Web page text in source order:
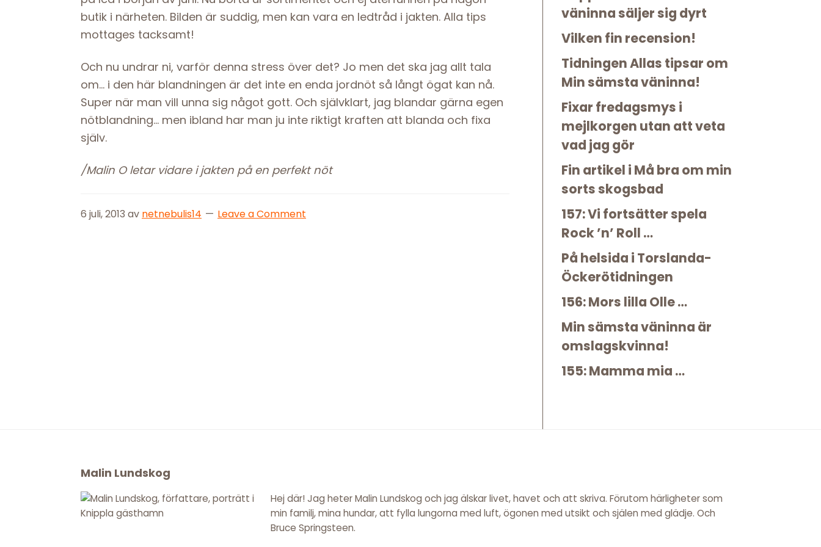
butik i närheten. Bilden är suddig, men kan vara en ledtråd i jakten. Alla tips
mottages tacksamt!
Och nu undrar ni, varför denna stress över det? Jo men det ska jag allt tala
om… i den här blandningen är det inte en enda jordnöt så långt ögat kan nå.
Super när man vill unna sig något gott. Och självklart, jag blandar gärna egen
nötblandning… men ibland har man ju inte riktigt kraften att blanda och fixa
själv.
/Malin O letar vidare i jakten på en perfekt nöt
6 juli, 2013 av netnebulis14 Leave a Comment
väninna säljer sig dyrt
Vilken fin recension!
Tidningen Allas tipsar om
Min sämsta väninna!
Fixar fredagsmys i
mejlkorgen utan att veta
vad jag gör
Fin artikel i Må bra om min
sorts skogsbad
157: Vi fortsätter spela
Rock ’n’ Roll …
På helsida i Torslanda-
Öckerötidningen
156: Mors lilla Olle …
Min sämsta väninna är
omslagskvinna!
155: Mamma mia …
Malin Lundskog
Hej där! Jag heter Malin Lundskog och jag älskar livet, havet och att skriva. Förutom härligheter som
min familj, mina hundar, att fylla lungorna med luft, ögonen med utsikt och själen med glädje. Och
Bruce Springsteen.